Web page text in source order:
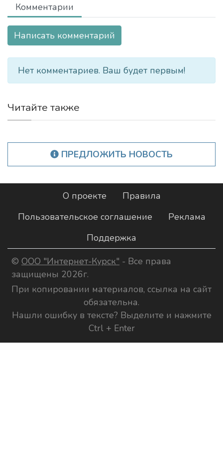
Комментарии
Написать комментарий
Нет комментариев. Ваш будет первым!
Читайте также
ПРЕДЛОЖИТЬ НОВОСТЬ
О проекте
Правила
Пользовательское соглашение
Реклама
Поддержка
© ООО "Интернет-Курск" - Все права
защищены 2026г.
При копировании материалов, ссылка на сайт
обязательна.
Нашли ошибку в тексте? Выделите и нажмите
Ctrl + Enter